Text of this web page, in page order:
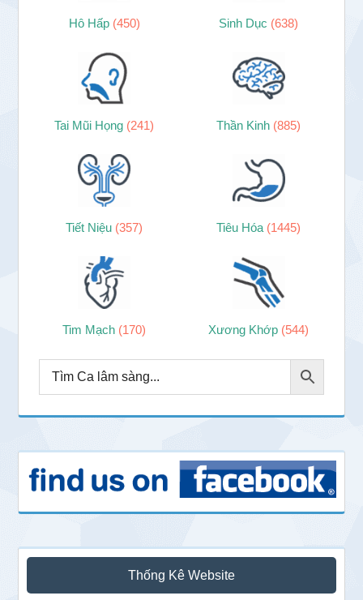
Hô Hấp (450) Sinh Dục (638)
Tai Mũi Họng (241) Thần Kinh (885)
Tiết Niệu (357) Tiêu Hóa (1445)
Tim Mạch (170) Xương Khớp (544)
Thống Kê Website